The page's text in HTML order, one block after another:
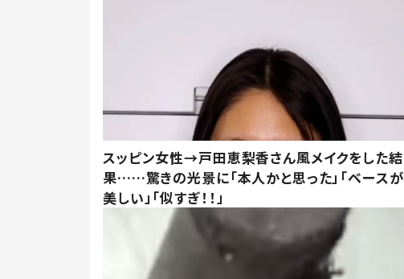
スッピン女性→戸田恵梨香さん風メイクをした結
果……驚きの光景に「本人かと思った」「ベースが
美しい」「似すぎ！！」